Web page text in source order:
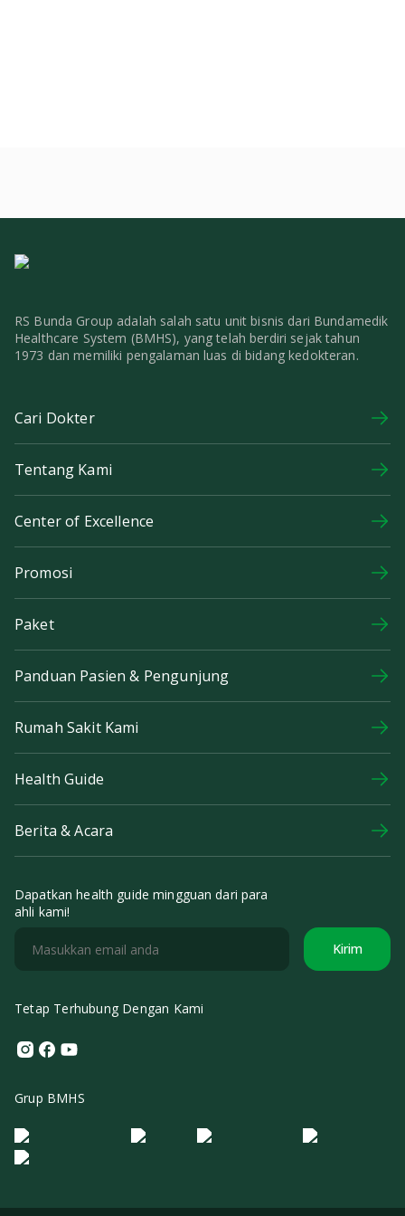
RS Bunda Group adalah salah satu unit bisnis dari Bundamedik
Healthcare System (BMHS), yang telah berdiri sejak tahun
1973 dan memiliki pengalaman luas di bidang kedokteran.
Cari Dokter
Tentang Kami
Center of Excellence
Promosi
Paket
Panduan Pasien & Pengunjung
Rumah Sakit Kami
Health Guide
Berita & Acara
Dapatkan health guide mingguan dari para
ahli kami!
Kirim
Tetap Terhubung Dengan Kami
Instagram
Facebook
Youtube
Grup BMHS
Logo Morula IFV Logo ER
Logo Diagnos
Logo IRSI